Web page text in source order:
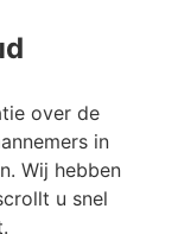
over de
in
Wij hebben
u snel